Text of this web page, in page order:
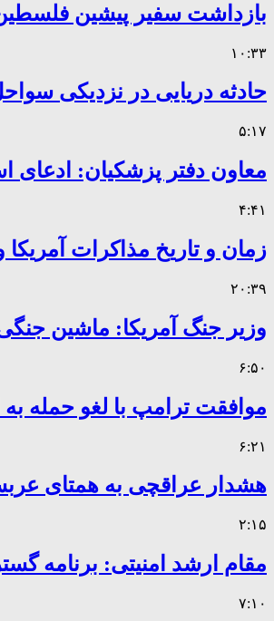
بازداشت سفیر پیشین فلسطین
۱۰:۳۳
حادثه دریایی در نزدیکی
۵:۱۷
معاون دفتر پزشکیان:
۴:۴۱
زمان و تاریخ مذاکرات
۲۰:۳۹
وزیر جنگ آمریکا: ماشین
۶:۵۰
موافقت ترامپ با لغو حمله به
۶:۲۱
هشدار عراقچی به همتای
۲:۱۵
مقام ارشد امنیتی: برنامه
۷:۱۰